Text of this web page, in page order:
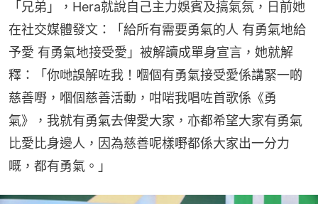
「兄弟」，Hera就說自己主力娛賓及搞氣氛，日前她
在社交媒體發文：「給所有需要勇氣的人 有勇氣地給
予愛 有勇氣地接受愛」被解讀成單身宣言，她就解
釋：「你哋誤解咗我！嗰個有勇氣接受愛係講緊一啲
慈善嘢，嗰個慈善活動，咁啱我唱咗首歌係《勇
氣》，我就有勇氣去俾愛大家，亦都希望大家有勇氣
比愛比身邊人，因為慈善呢樣嘢都係大家出一分力
嘅，都有勇氣。」